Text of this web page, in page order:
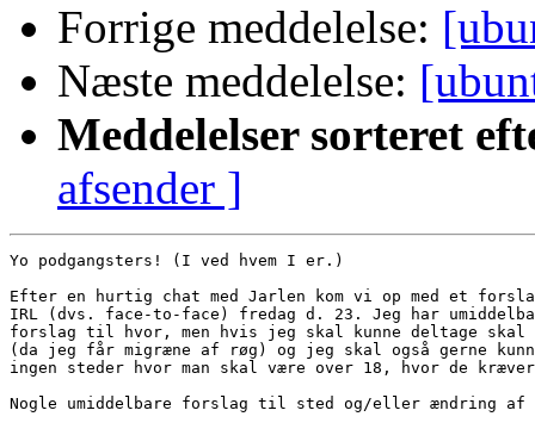
Forrige meddelelse:
Næste meddelelse:
Meddelelser sorteret
afsender ]
Yo podgangsters! (I ved hvem I er.)
Efter en hurtig chat med Jarlen kom vi op med et
IRL (dvs. face-to-face) fredag d. 23. Jeg har
forslag til hvor, men hvis jeg skal kunne deltage
(da jeg får migræne af røg) og jeg skal også gerne
ingen steder hvor man skal være over 18, hvor de
Nogle umiddelbare forslag til sted og/eller ændring af